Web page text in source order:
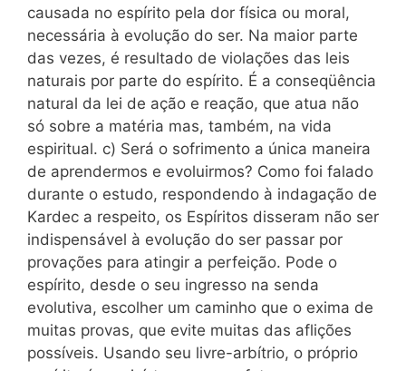
causada no espírito pela dor física ou moral,
necessária à evolução do ser. Na maior parte
das vezes, é resultado de violações das leis
naturais por parte do espírito. É a conseqüência
natural da lei de ação e reação, que atua não
só sobre a matéria mas, também, na vida
espiritual. c) Será o sofrimento a única maneira
de aprendermos e evoluirmos? Como foi falado
durante o estudo, respondendo à indagação de
Kardec a respeito, os Espíritos disseram não ser
indispensável à evolução do ser passar por
provações para atingir a perfeição. Pode o
espírito, desde o seu ingresso na senda
evolutiva, escolher um caminho que o exima de
muitas provas, que evite muitas das aflições
possíveis. Usando seu livre-arbítrio, o próprio